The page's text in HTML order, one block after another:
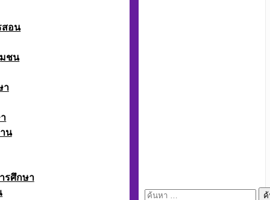
สอน
มชน
า
น
รศึกษา
ค้นหา